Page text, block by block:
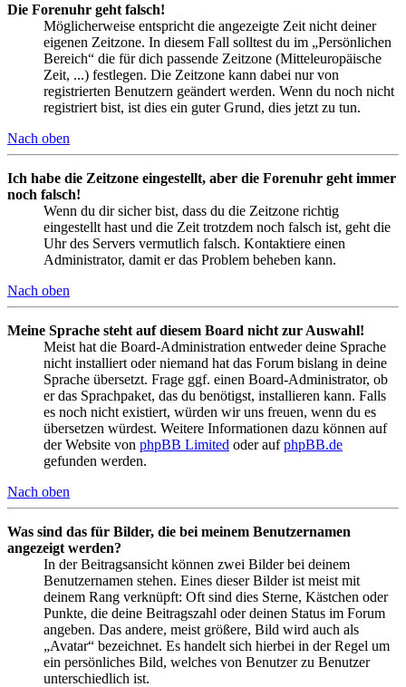
Die Forenuhr geht falsch!
Möglicherweise entspricht die angezeigte Zeit nicht deiner
eigenen Zeitzone. In diesem Fall solltest du im „Persönlichen
Bereich“ die für dich passende Zeitzone (Mitteleuropäische
Zeit, ...) festlegen. Die Zeitzone kann dabei nur von
registrierten Benutzern geändert werden. Wenn du noch nicht
registriert bist, ist dies ein guter Grund, dies jetzt zu tun.
Nach oben
Ich habe die Zeitzone eingestellt, aber die Forenuhr geht immer
noch falsch!
Wenn du dir sicher bist, dass du die Zeitzone richtig
eingestellt hast und die Zeit trotzdem noch falsch ist, geht die
Uhr des Servers vermutlich falsch. Kontaktiere einen
Administrator, damit er das Problem beheben kann.
Nach oben
Meine Sprache steht auf diesem Board nicht zur Auswahl!
Meist hat die Board-Administration entweder deine Sprache
nicht installiert oder niemand hat das Forum bislang in deine
Sprache übersetzt. Frage ggf. einen Board-Administrator, ob
er das Sprachpaket, das du benötigst, installieren kann. Falls
es noch nicht existiert, würden wir uns freuen, wenn du es
übersetzen würdest. Weitere Informationen dazu können auf
der Website von phpBB Limited oder aufphpBB.de
gefunden werden.
Nach oben
Was sind das für Bilder, die bei meinem Benutzernamen
angezeigt werden?
In der Beitragsansicht können zwei Bilder bei deinem
Benutzernamen stehen. Eines dieser Bilder ist meist mit
deinem Rang verknüpft: Oft sind dies Sterne, Kästchen oder
Punkte, die deine Beitragszahl oder deinen Status im Forum
angeben. Das andere, meist größere, Bild wird auch als
„Avatar“ bezeichnet. Es handelt sich hierbei in der Regel um
ein persönliches Bild, welches von Benutzer zu Benutzer
unterschiedlich ist.